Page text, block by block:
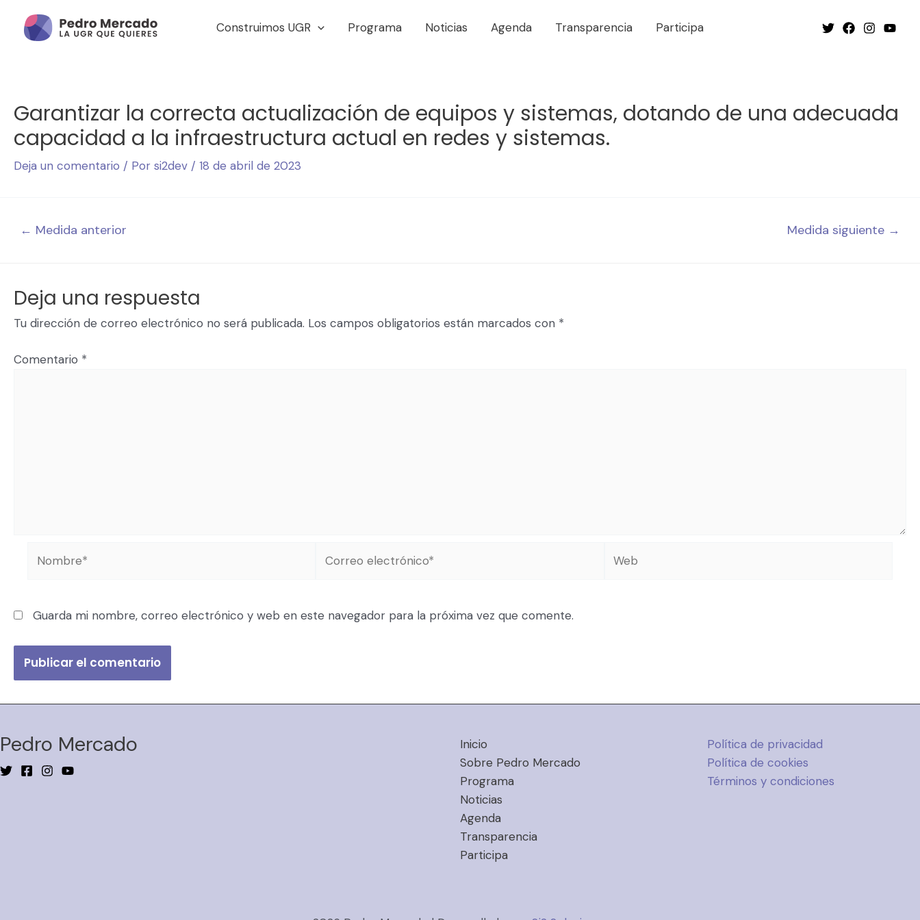
Construimos UGR Programa Noticias Agenda Transparencia Participa
Garantizar la correcta actualización de equipos y sistemas, dotando de una adecuada
capacidad a la infraestructura actual en redes y sistemas.
Deja un comentario / Por si2dev / 18 de abril de 2023
← Medida anterior Medida siguiente →
Deja una respuesta
Tu dirección de correo electrónico no será publicada. Los campos obligatorios están marcados con *
Comentario *
Guarda mi nombre, correo electrónico y web en este navegador para la próxima vez que comente.
Pedro Mercado
Inicio
Sobre Pedro Mercado
Programa
Noticias
Agenda
Transparencia
Participa
Política de privacidad
Política de cookies
Términos y condiciones